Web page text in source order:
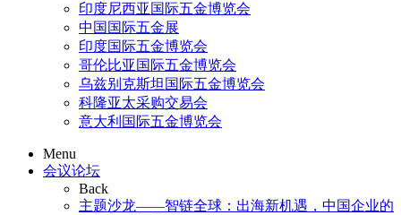
印度尼西亚国际五金博览会
中国国际五金展
印度国际五金博览会
哥伦比亚国际五金博览会
乌兹别克斯坦国际五金博览会
科隆亚太采购交易会
意大利国际五金博览会
Menu
会议论坛
Back
主题沙龙——智链全球：出海新机遇，中国企业的